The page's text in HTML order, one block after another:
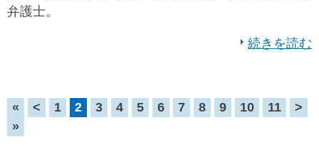
弁護士。
続きを読む
« < 1 2 3 4 5 6 7 8 9 10 11
>
»